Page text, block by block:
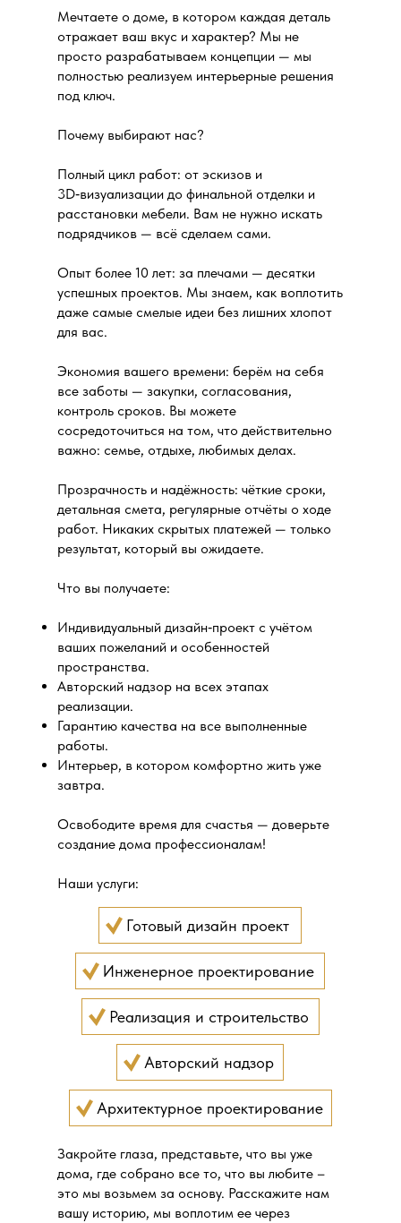
Мечтаете о доме, в котором каждая деталь
отражает ваш вкус и характер? Мы не
просто разрабатываем концепции — мы
полностью реализуем интерьерные решения
под ключ.
Почему выбирают нас?
Полный цикл работ: от эскизов и
3D‑визуализации до финальной отделки и
расстановки мебели. Вам не нужно искать
подрядчиков — всё сделаем сами.
Опыт более 10 лет: за плечами — десятки
успешных проектов. Мы знаем, как воплотить
даже самые смелые идеи без лишних хлопот
для вас.
Экономия вашего времени: берём на себя
все заботы — закупки, согласования,
контроль сроков. Вы можете
сосредоточиться на том, что действительно
важно: семье, отдыхе, любимых делах.
Прозрачность и надёжность: чёткие сроки,
детальная смета, регулярные отчёты о ходе
работ. Никаких скрытых платежей — только
результат, который вы ожидаете.
Что вы получаете:
Индивидуальный дизайн‑проект с учётом
ваших пожеланий и особенностей
пространства.
Авторский надзор на всех этапах
реализации.
Гарантию качества на все выполненные
работы.
Интерьер, в котором комфортно жить уже
завтра.
Освободите время для счастья — доверьте
создание дома профессионалам!
Наши услуги:
Закройте глаза, представьте, что вы уже
дома, где собрано все то, что вы любите –
это мы возьмем за основу. Расскажите нам
вашу историю, мы воплотим ее через
Готовый дизайн проект
Реализация и строительство
Авторский надзор
Инженерное проектирование
Архитектурное проектирование